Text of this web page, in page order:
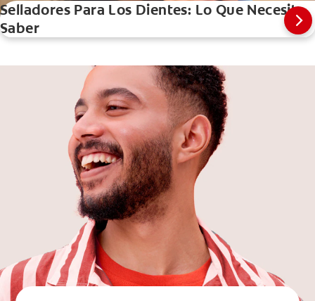
Selladores Para Los Dientes: Lo Que Necesita
Saber